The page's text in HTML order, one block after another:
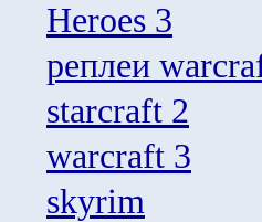
Heroes 3
реплеи
starcraft 2
warcraft 3
skyrim